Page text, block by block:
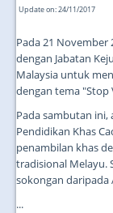
Update on: 24/11/2017
Pada 21 November
dengan Jabatan
Malaysia untuk
dengan tema "Stop
Pada sambutan ini,
Pendidikan Khas
penambilan khas
tradisional Melayu.
sokongan
...